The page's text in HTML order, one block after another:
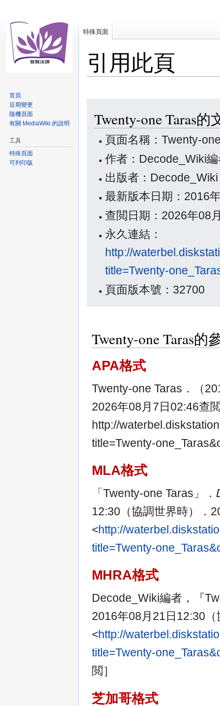
引用此頁
Twenty-one Taras
頁面名稱：Twenty-
作者：Decode_Wiki
出版者：
最新版本日期：2016
查閲日期：2026年08
永久連結：
http://
title=Twenty-
頁面版本號：32700
Twenty-one Taras的
APA格式
Twenty-one Taras．（
2026年08月7日02:46查
http://
title=Twenty-
MLA格式
「Twenty-one Taras」．
12:30（協調世界時）．
<http://
title=Twenty-
MHRA格式
Decode_Wiki編者，『
2016年08月21日12:30
<http://
title=Twenty-
閲］
芝加哥格式
特殊頁面
首頁
近期變更
隨機頁面
有關 MediaWiki 的說明
工具
特殊頁面
可列印版